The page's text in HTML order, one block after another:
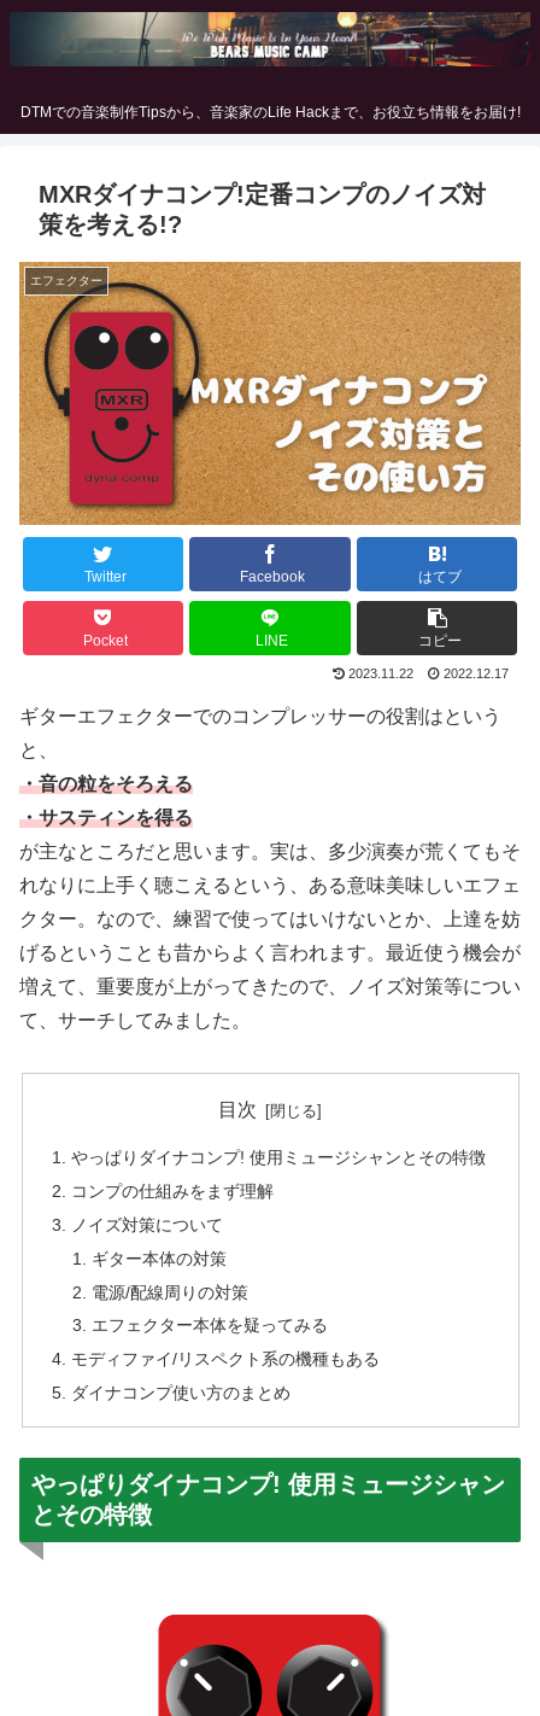
DTMでの音楽制作Tipsから、音楽家のLife Hackまで、お役立ち情報をお届け!
MXRダイナコンプ!定番コンプのノイズ対
策を考える!?
エフェクター
Twitter Facebook はてブ
Pocket LINE コピー
2023.11.22 2022.12.17
ギターエフェクターでのコンプレッサーの役割はという
と、
・音の粒をそろえる
・サスティンを得る
が主なところだと思います。実は、多少演奏が荒くてもそ
れなりに上手く聴こえるという、ある意味美味しいエフェ
クター。なので、練習で使ってはいけないとか、上達を妨
げるということも昔からよく言われます。最近使う機会が
増えて、重要度が上がってきたので、ノイズ対策等につい
て、サーチしてみました。
目次
やっぱりダイナコンプ! 使用ミュージシャンとその特徴
コンプの仕組みをまず理解
ノイズ対策について
ギター本体の対策
電源/配線周りの対策
エフェクター本体を疑ってみる
モディファイ/リスペクト系の機種もある
ダイナコンプ使い方のまとめ
やっぱりダイナコンプ! 使用ミュージシャン
とその特徴